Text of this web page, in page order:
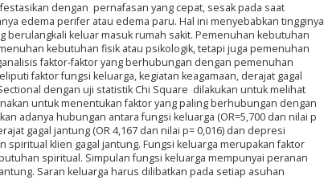
dengan pernafasan yang cepat, sesak pada saat
edema perifer atau edema paru. Hal ini menyebabkan tingginya
keluar masuk rumah sakit. Pemenuhan kebutuhan
kebutuhan fisik atau psikologik, tetapi juga pemenuhan
faktor-faktor yang berhubungan dengan pemenuhan
faktor fungsi keluarga, kegiatan keagamaan, derajat gagal
dengan uji statistik Chi Square dilakukan untuk melihat
untuk menentukan faktor yang paling berhubungan dengan
adanya hubungan antara fungsi keluarga (OR=5,700 dan nilai p
gagal jantung (OR 4,167 dan nilai p= 0,016) dan depresi
spiritual klien gagal jantung. Fungsi keluarga merupakan faktor
spiritual. Simpulan fungsi keluarga mempunyai peranan
Saran keluarga harus dilibatkan pada setiap asuhan